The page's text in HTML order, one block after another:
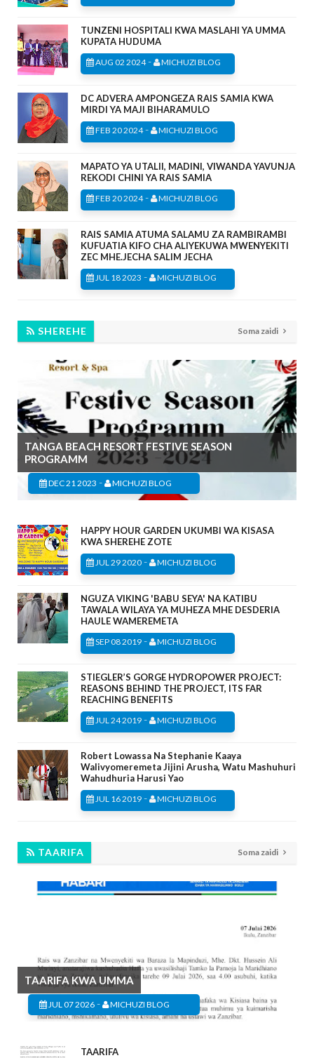
TUNZENI HOSPITALI KWA MASLAHI YA UMMA
KUPATA HUDUMA
AUG 02 2024- MICHUZI BLOG
DC ADVERA AMPONGEZA RAIS SAMIA KWA
MIRDI YA MAJI BIHARAMULO
FEB 20 2024- MICHUZI BLOG
MAPATO YA UTALII, MADINI, VIWANDA YAVUNJA
REKODI CHINI YA RAIS SAMIA
FEB 20 2024- MICHUZI BLOG
RAIS SAMIA ATUMA SALAMU ZA RAMBIRAMBI
KUFUATIA KIFO CHA ALIYEKUWA MWENYEKITI
ZEC MHE.JECHA SALIM JECHA
JUL 18 2023 - MICHUZI BLOG
SHEREHE Soma zaidi
TANGA BEACH RESORT FESTIVE SEASON
PROGRAMM
DEC 21 2023 - MICHUZI BLOG
HAPPY HOUR GARDEN UKUMBI WA KISASA
KWA SHEREHE ZOTE
JUL 29 2020 - MICHUZI BLOG
NGUZA VIKING 'BABU SEYA' NA KATIBU
TAWALA WILAYA YA MUHEZA MHE DESDERIA
HAULE WAMEREMETA
SEP 08 2019 - MICHUZI BLOG
STIEGLER’S GORGE HYDROPOWER PROJECT:
REASONS BEHIND THE PROJECT, ITS FAR
REACHING BENEFITS
JUL 24 2019 - MICHUZI BLOG
Robert Lowassa Na Stephanie Kaaya
Walivyomeremeta Jijini Arusha, Watu Mashuhuri
Wahudhuria Harusi Yao
JUL 16 2019 - MICHUZI BLOG
TAARIFA Soma zaidi
TAARIFA KWA UMMA
JUL 07 2026 - MICHUZI BLOG
TAARIFA